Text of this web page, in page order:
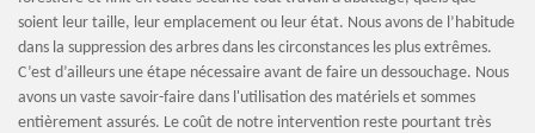
soient leur taille, leur emplacement ou leur état. Nous avons de l’habitude
dans la suppression des arbres dans les circonstances les plus extrêmes.
C’est d’ailleurs une étape nécessaire avant de faire un dessouchage. Nous
avons un vaste savoir-faire dans l'utilisation des matériels et sommes
entièrement assurés. Le coût de notre intervention reste pourtant très